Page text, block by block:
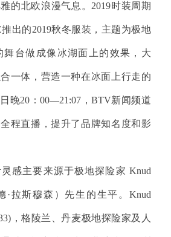
的北欧浪漫气息。2019时装周期
推出的2019秋冬服装，主题为极地
舞台做成像冰湖面上的效果，大
一体，营造一种在冰面上行走的
晚20：00—21:07，BTV新闻频道
程直播，提升了品牌知名度和影
感主要来源于极地探险家 Knud
·拉斯穆森）先生的生平。Knud
，格陵兰、丹麦极地探险家及人